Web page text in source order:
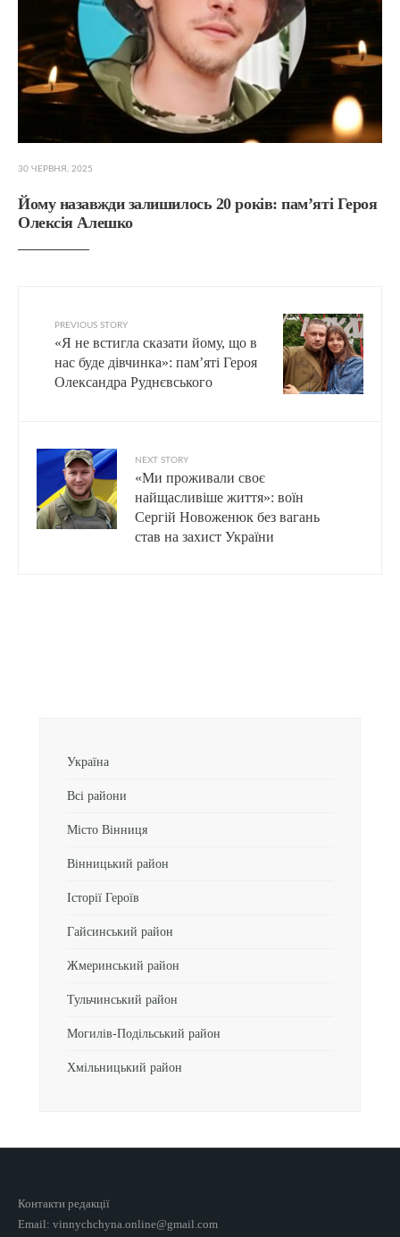
30 ЧЕРВНЯ, 2025
Йому назавжди залишилось 20 років: пам’яті Героя
Олексія Алешко
PREVIOUS STORY
«Я не встигла сказати йому, що в
нас буде дівчинка»: пам’яті Героя
Олександра Руднєвського
NEXT STORY
«Ми проживали своє
найщасливіше життя»: воїн
Сергій Новоженюк без вагань
став на захист України
Україна
Всі райони
Місто Вінниця
Вінницький район
Історії Героїв
Гайсинський район
Жмеринський район
Тульчинський район
Могилів-Подільський район
Хмільницький район
Контакти редакції
Email: vinnychchyna.online@gmail.com